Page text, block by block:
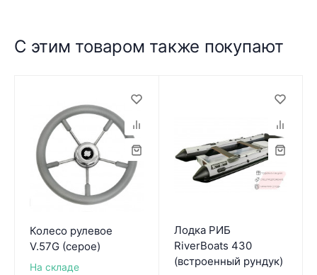
С этим товаром также покупают
Колесо рулевое
V.57G (серое)
На складе
Лодка РИБ
RiverBoats 430
(встроенный рундук)